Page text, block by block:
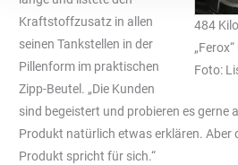
484
Foto:
Kraftstoffzusatz in allen
seinen Tankstellen in der
Pillenform im praktischen
Zipp-Beutel. „Die Kunden
sind begeistert und probieren es gerne
Produkt natürlich etwas erklären. Aber
Produkt spricht für sich.“